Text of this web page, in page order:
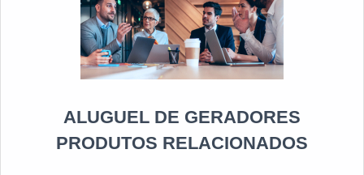
instalações modernas e em bom estado, conquistando
então a confiança de todos Kiyoshi Geradores, dessa
forma, a empresa tem feito a diferença no mercado, pois
tem seriedade e qualidade, o que comprova sua
gerador deve contabilizar também todos os gastos
inerentes; A região de atuação da empresa a ser
contratada pode fazer diferença de acordo com a sede
e filiais.Requerimento do aluguel do
preço compatível significa um custo alinhado com as
necessidades de consumo de cada aplicação, sendo
ALUGUEL DE GERADORES
PRODUTOS RELACIONADOS